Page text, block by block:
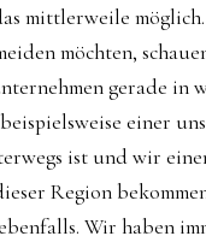
mittlerweile
möchten,
gerade in
einer
ist und wir
Region
Wir haben